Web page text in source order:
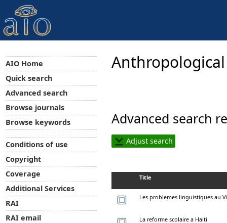
Advanced search
Adjust search
Title
Les problemes linguistiques au
La reforme scolaire a Haiti
AIO Home
Quick search
Advanced search
Browse journals
Browse keywords
Conditions of use
Copyright
Coverage
Additional Services
RAI
RAI email